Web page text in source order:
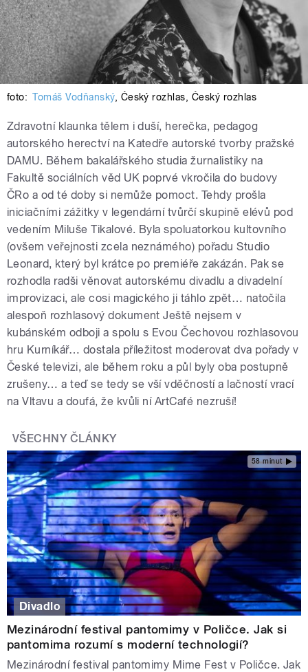
foto: Tomáš Vodňanský, Český rozhlas, Český rozhlas
Zdravotní klaunka tělem i duší, herečka, pedagog
autorského herectví na Katedře autorské tvorby pražské
DAMU. Během bakalářského studia žurnalistiky na
Fakultě sociálních věd UK poprvé vkročila do budovy
ČRo a od té doby si nemůže pomoct. Tehdy prošla
iniciačními zážitky v legendární tvůrčí skupině elévů pod
vedením Miluše Tikalové. Byla spoluatorkou kultovního
(ovšem veřejnosti zcela neznámého) pořadu Studio
Leonard, který byl krátce po premiéře zakázán. Pak se
rozhodla radši věnovat autorskému divadlu a divadelní
improvizaci, ale cosi magického ji táhlo zpět… natočila
alespoň rozhlasový dokument Ještě nejsem v
kubánském odboji a spolu s Evou Čechovou rozhlasovou
hru Kurníkář… dostala příležitost moderovat dva pořady v
České televizi, ale během roku a půl byly oba postupně
zrušeny…a teď se tedy se vší vděčností a lačností vrací
na Vltavu a doufá, že kvůli ní ArtCafé nezruší!
VŠECHNY ČLÁNKY
58 minut
Divadlo
Mezinárodní festival pantomimy v Poličce. Jak si
pantomima rozumí s moderní technologií?
Mezinárodní festival pantomimy Mime Fest v Poličce. Jak